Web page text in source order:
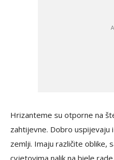
Hrizanteme su otporne na
zahtijevne. Dobro uspijevaju
zemlji. Imaju različite oblike,
cvjetovima nalik na biele rade.